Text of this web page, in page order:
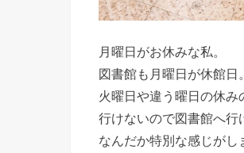
月曜日がお休みな私。
図書館も月曜日が休館日。
火曜日や違う曜日の休み
行けないので図書館へ行
なんだか特別な感じがし